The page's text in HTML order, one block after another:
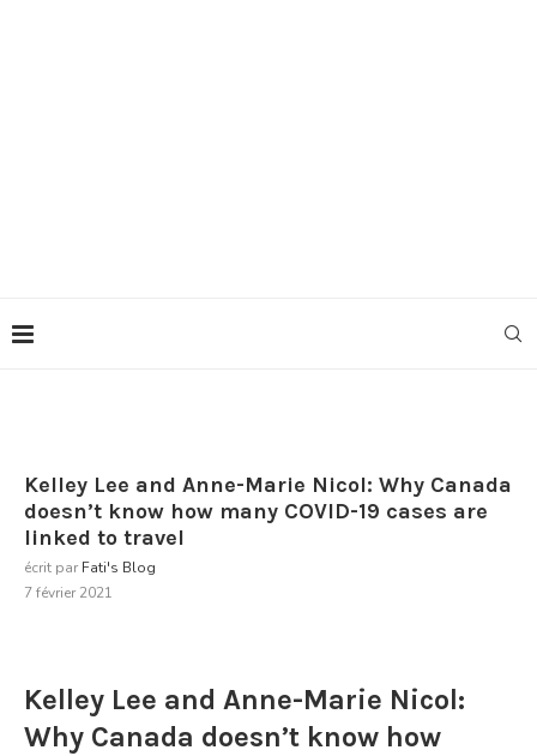
Kelley Lee and Anne-Marie Nicol: Why Canada
doesn’t know how many COVID-19 cases are
linked to travel
écrit par Fati's Blog
7 février 2021
Kelley Lee and Anne-Marie Nicol:
Why Canada doesn’t know how